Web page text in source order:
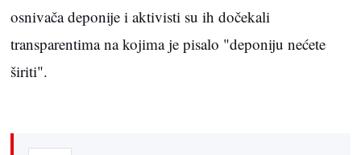
osnivača deponije i aktivisti su ih dočekali
transparentima na kojima je pisalo "deponiju nećete
širiti".